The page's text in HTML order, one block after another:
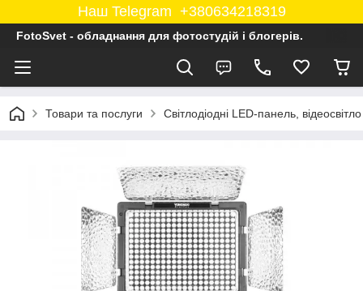
Наш Telegram +380634218319
FotoSvet - обладнання для фотостудій і блогерів.
Товари та послуги Світлодіодні LED-панель, відеосвітло